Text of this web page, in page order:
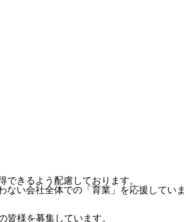
きるよう配慮しております。
ない会社全体での「育業」を応援してい
皆様を募集しています。